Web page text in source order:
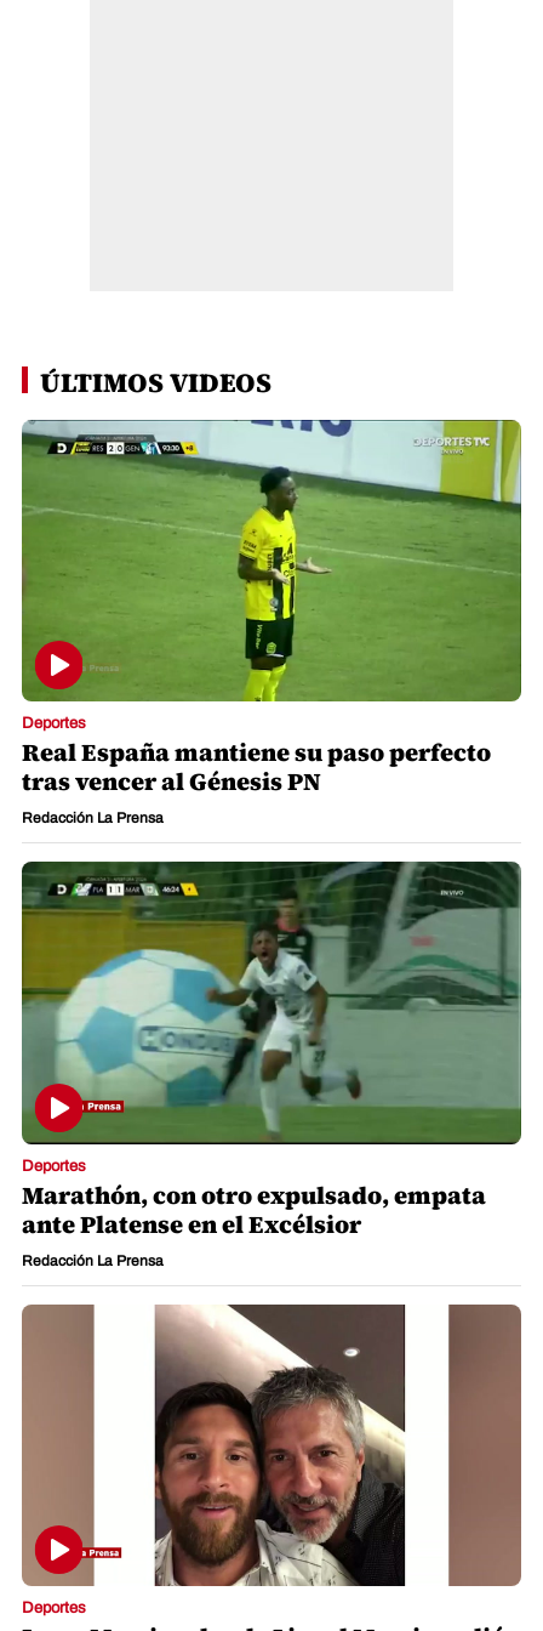
ÚLTIMOS VIDEOS
Deportes
Real España mantiene su paso perfecto
tras vencer al Génesis PN
Redacción La Prensa
Deportes
Marathón, con otro expulsado, empata
ante Platense en el Excélsior
Redacción La Prensa
Deportes